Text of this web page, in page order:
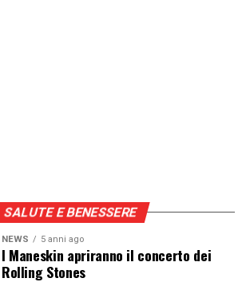
SALUTE E BENESSERE
NEWS 5 anni ago
I Maneskin apriranno il concerto dei
Rolling Stones